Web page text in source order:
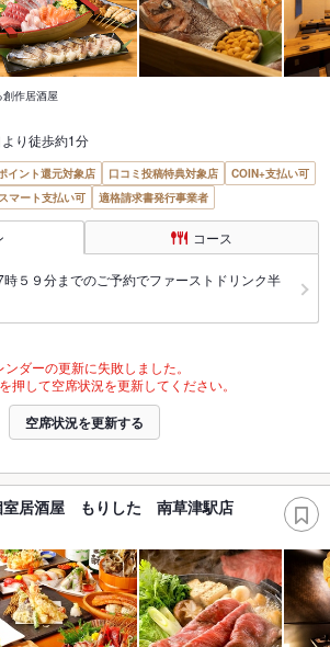
作居酒屋
り徒歩約1分
イント還元対象店 口コミ投稿特典対象店
COIN+支払い可
スマート支払い可 適格請求書発行事業者
コース
時５９分までのご予約でファーストドリンク半
ンダーの更新に失敗しました。
押して空席状況を更新してください。
空席状況を更新する
居酒屋 もりした 南草津駅店